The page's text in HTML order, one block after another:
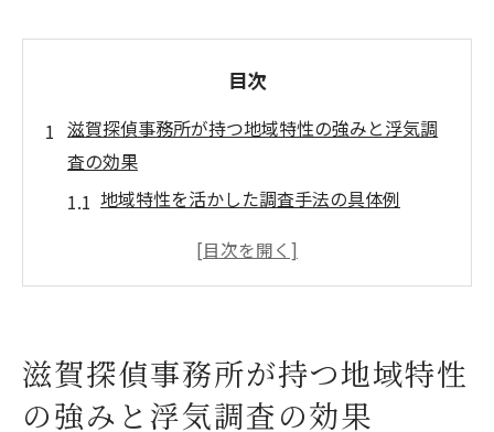
目次
滋賀探偵事務所が持つ地域特性の強みと浮気調
査の効果
地域特性を活かした調査手法の具体例
地元情報を駆使した調査の精度向上
浮気調査における地域特性の重要性
浮気調査成功のカギは滋賀探偵事務所の信頼性
滋賀探偵事務所が持つ地域特性
の強みと浮気調査の効果